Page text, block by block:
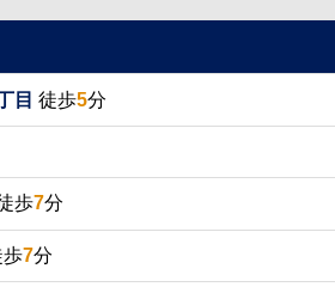
目 徒歩5分
歩7分
7分